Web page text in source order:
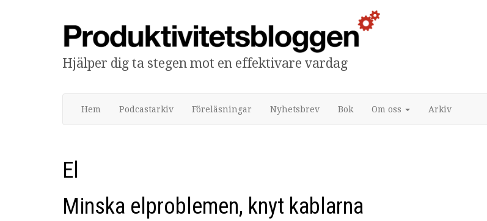
Produktivitetsbloggen
Hjälper dig ta stegen mot en effektivare vardag
Hem Podcastarkiv Föreläsningar Nyhetsbrev Bok Om oss Arkiv
El
Minska elproblemen, knyt kablarna